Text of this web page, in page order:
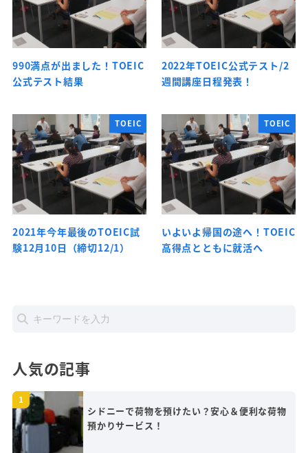
990満点が出ました！TOEIC
公式テスト結果
2022年TOEIC公式テスト/2
週間講座日程発表！
TOEIC
2021年今年最後のTOEIC試
験12月10日（締切12/1）
TOEIC
いよいよ帰国の途へ！TOEIC
高得点とともに就活へ
人気の記事
シドニーで荷物を預けたい？安心＆便利な荷物
預かりサービス！